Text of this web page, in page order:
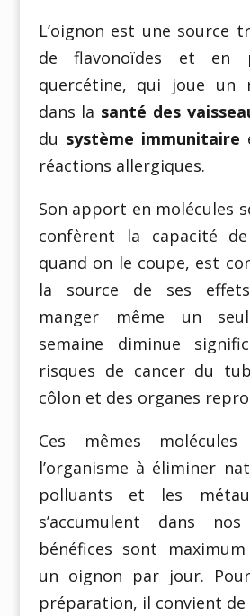
L’oignon est une source
de flavonoïdes et en
quercétine, qui joue un
dans la santé des
du système immunitaire
réactions allergiques.
Son apport en molécules
confèrent la capacité
quand on le coupe, est
la source de ses
manger même un
semaine diminue
risques de cancer du
côlon et des organes
Ces mêmes
l’organisme à éliminer
polluants et les
s’accumulent dans
bénéfices sont
un oignon par jour.
préparation, il convient